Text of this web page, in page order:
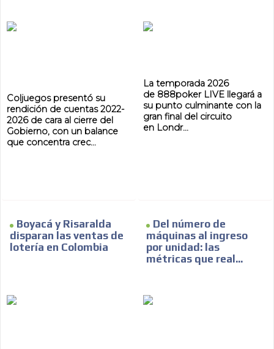
Coljuegos presentó su
rendición de cuentas 2022-
2026 de cara al cierre del
Gobierno, con un balance
que concentra crec...
La temporada 2026
de 888poker LIVE llegará a
su punto culminante con la
gran final del circuito
en Londr...
Boyacá y Risaralda
disparan las ventas de
lotería en Colombia
Del número de
máquinas al ingreso
por unidad: las
métricas que real...